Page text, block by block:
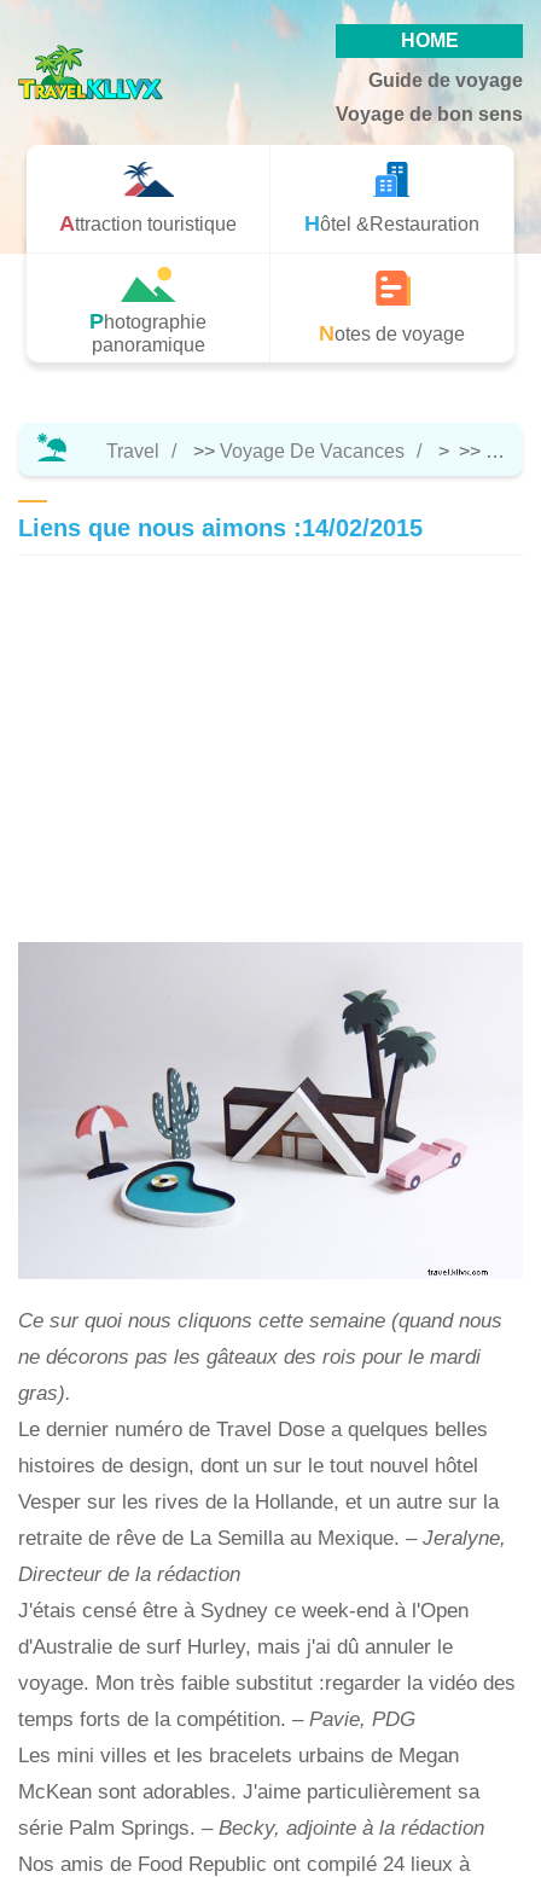
HOME
Guide de voyage
Voyage de bon sens
Attraction touristique Hôtel &Restauration
Photographie
panoramique
Notes de voyage
Travel >> Voyage De Vacances > >>
Liens que nous aimons :14/02/2015
Ce sur quoi nous cliquons cette semaine (quand nous
ne décorons pas les gâteaux des rois pour le mardi
gras).
Le dernier numéro de Travel Dose a quelques belles
histoires de design, dont un sur le tout nouvel hôtel
Vesper sur les rives de la Hollande, et un autre sur la
retraite de rêve de La Semilla au Mexique. – Jeralyne,
Directeur de la rédaction
J'étais censé être à Sydney ce week-end à l'Open
d'Australie de surf Hurley, mais j'ai dû annuler le
voyage. Mon très faible substitut :regarder la vidéo des
temps forts de la compétition. – Pavie, PDG
Les mini villes et les bracelets urbains de Megan
McKean sont adorables. J'aime particulièrement sa
série Palm Springs. – Becky, adjointe à la rédaction
Nos amis de Food Republic ont compilé 24 lieux à